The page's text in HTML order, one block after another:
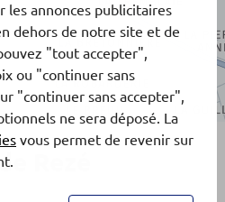
Rezé
les annonces publicitaires
dehors de notre site et de
"tout accepter",
ou "continuer sans
"continuer sans accepter",
ne sera déposé. La
vous permet de revenir sur